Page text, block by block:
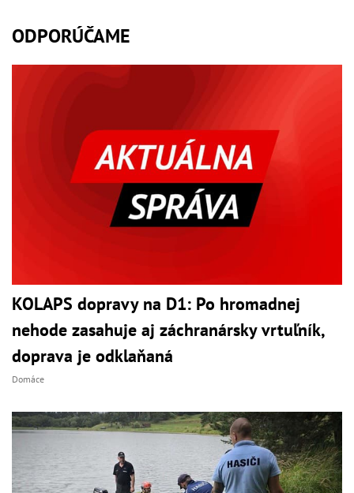
ODPORÚČAME
KOLAPS dopravy na D1: Po hromadnej
nehode zasahuje aj záchranársky vrtuľník,
doprava je odklaňaná
Domáce